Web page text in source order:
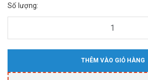
Số lượng:
THÊM VÀO GIỎ HÀNG